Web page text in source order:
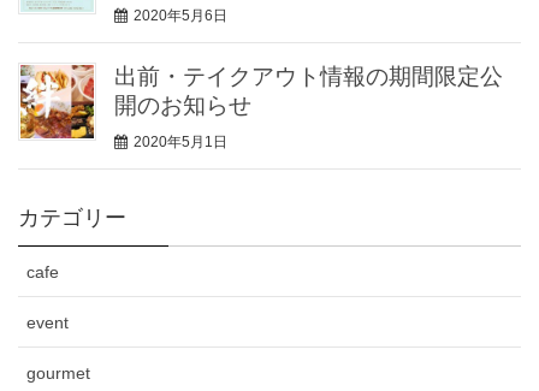
2020年5月6日
出前・テイクアウト情報の期間限定公
開のお知らせ
2020年5月1日
カテゴリー
cafe
event
gourmet